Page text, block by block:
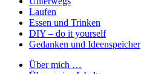
Laufen
Essen und Trinken
DIY – do it yourself
Gedanken und Ideenspeicher
Über mich …